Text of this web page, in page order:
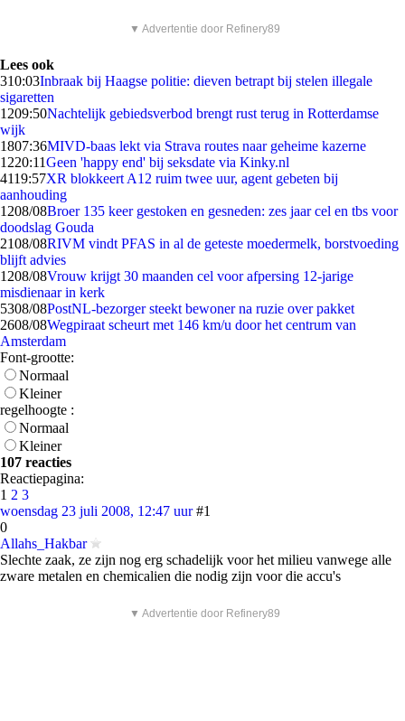
▼ Advertentie door Refinery89
Lees ook
310:03Inbraak bij Haagse politie: dieven betrapt bij stelen illegale
sigaretten
1209:50Nachtelijk gebiedsverbod brengt rust terug in Rotterdamse
wijk
1807:36MIVD-baas lekt via Strava routes naar geheime kazerne
1220:11Geen 'happy end' bij seksdate via Kinky.nl
4119:57XR blokkeert A12 ruim twee uur, agent gebeten bij
aanhouding
1208/08Broer 135 keer gestoken en gesneden: zes jaar cel en tbs voor
doodslag Gouda
2108/08RIVM vindt PFAS in al de geteste moedermelk, borstvoeding
blijft advies
1208/08Vrouw krijgt 30 maanden cel voor afpersing 12-jarige
misdienaar in kerk
5308/08PostNL-bezorger steekt bewoner na ruzie over pakket
2608/08Wegpiraat scheurt met 146 km/u door het centrum van
Amsterdam
Font-grootte:
Normaal
Kleiner
regelhoogte :
Normaal
Kleiner
107 reacties
Reactiepagina:
1 2 3
woensdag 23 juli 2008, 12:47 uur #1
0
Allahs_Hakbar
Slechte zaak, ze zijn nog erg schadelijk voor het milieu vanwege alle
zware metalen en chemicalien die nodig zijn voor die accu's
▼ Advertentie door Refinery89